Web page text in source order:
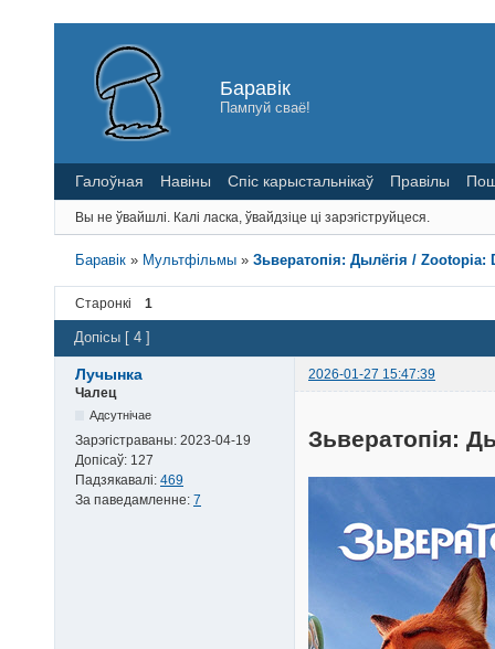
Баравік
Пампуй сваё!
Галоўная Навіны Спіс карыстальнікаў Правілы
Вы не ўвайшлі. Калі ласка, ўвайдзіце ці зарэгіструйцеся.
Баравік » Мультфільмы »Зьвератопія: Дылёгія / Zootopia:
Старонкі 1
Допісы [ 4 ]
Лучынка
2026-01-27 15:47:39
Чалец
Адсутнічае
Зарэгістраваны: 2023-04-19
Допісаў: 127
Падзякавалі: 469
За паведамленне: 7
Зьвератопія: